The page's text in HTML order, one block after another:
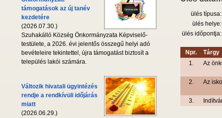
támogatások az új tanév
kezdetére
(2026.07.30.)
Szuhakálló Község Önkormányzata Képviselő-
testülete, a 2026. évi jelentős összegű helyi adó
bevételeire tekintettel, újra támogatást biztosít a
település lakói számára.
Változik hivatali ügyintézés
rendje a rendkívüli időjárás
miatt
(2026.06.29.)
ülés típusa:
ülés helye:
ülés időpontja:
Npr.
Tárgy
1.
Az
2. Az
3.